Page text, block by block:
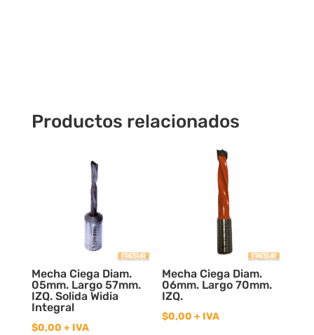
Productos relacionados
Mecha Ciega Diam.
05mm. Largo 57mm.
IZQ. Solida Widia
Integral
$0,00 + IVA
Mecha Ciega Diam.
06mm. Largo 70mm.
IZQ.
$0,00 + IVA